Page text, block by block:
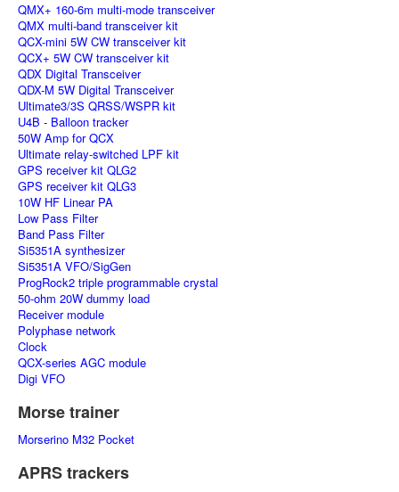
QMX+ 160-6m multi-mode transceiver
QMX multi-band transceiver kit
QCX-mini 5W CW transceiver kit
QCX+ 5W CW transceiver kit
QDX Digital Transceiver
QDX-M 5W Digital Transceiver
Ultimate3/3S QRSS/WSPR kit
U4B - Balloon tracker
50W Amp for QCX
Ultimate relay-switched LPF kit
GPS receiver kit QLG2
GPS receiver kit QLG3
10W HF Linear PA
Low Pass Filter
Band Pass Filter
Si5351A synthesizer
Si5351A VFO/SigGen
ProgRock2 triple programmable crystal
50-ohm 20W dummy load
Receiver module
Polyphase network
Clock
QCX-series AGC module
Digi VFO
Morse trainer
Morserino M32 Pocket
APRS trackers